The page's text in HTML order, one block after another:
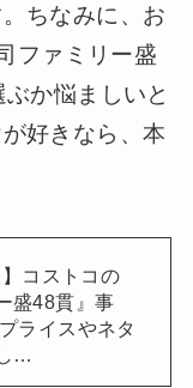
ちなみに、お
ファミリー盛
か悩ましいと
好きなら、本
コストコの
盛48貫』事
ライスやネタ
…